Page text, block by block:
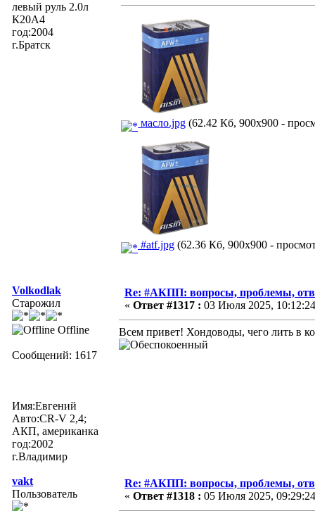
левый руль 2.0л
К20А4
год:2004
г.Братск
масло.jpg (62.42 Кб, 900x900 -
#atf.jpg (62.36 Кб, 900x900 -
Volkodlak
Старожил
Offline
Сообщений: 1617
Имя:Евгений
Авто:CR-V 2,4;
АКП, американка
год:2002
г.Владимир
Re: #АКПП: вопросы, проблемы,
« Ответ #1317 : 03 Июля 2025,
Всем привет! Хондоводы, чего лить в
vakt
Пользователь
Re: #АКПП: вопросы, проблемы,
« Ответ #1318 : 05 Июля 2025,